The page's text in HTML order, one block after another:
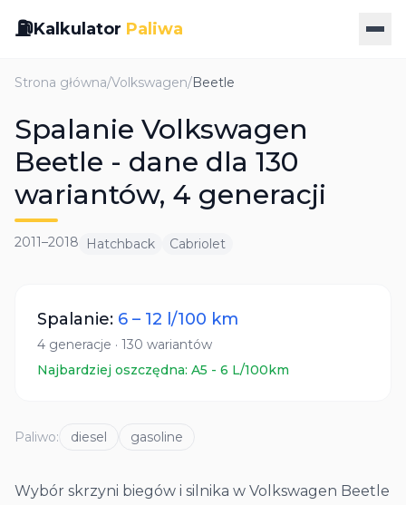
⛽Kalkulator Paliwa
Strona główna/Volkswagen/Beetle
Spalanie Volkswagen
Beetle - dane dla 130
wariantów, 4 generacji
2011–2018 Hatchback Cabriolet
Spalanie: 6 – 12 l/100 km
4 generacje · 130 wariantów
Najbardziej oszczędna: A5 - 6 L/100km
Paliwo: diesel gasoline
Wybór skrzyni biegów i silnika w Volkswagen Beetle